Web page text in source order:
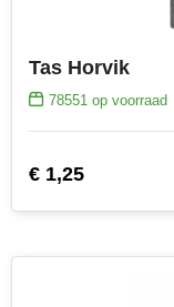
Tas Horvik
78551op voorraad
€ 1,25